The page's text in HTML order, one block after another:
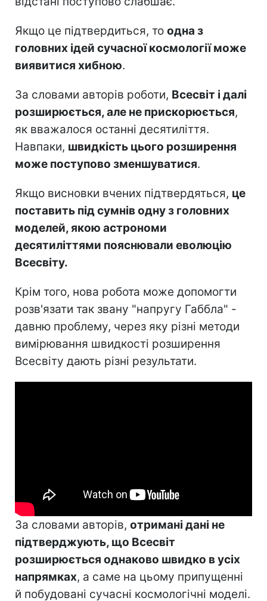
Якщо це підтвердиться, то одна з
головних ідей сучасної космології може
виявитися хибною.
За словами авторів роботи, Всесвіт і далі
розширюється, але не прискорюється,
як вважалося останні десятиліття.
Навпаки, швидкість цього розширення
може поступово зменшуватися.
Якщо висновки вчених підтвердяться, це
поставить під сумнів одну з головних
моделей, якою астрономи
десятиліттями пояснювали еволюцію
Всесвіту.
Крім того, нова робота може допомогти
розв'язати так звану "напругу Габбла" -
давню проблему, через яку різні методи
вимірювання швидкості розширення
Всесвіту дають різні результати.
За словами авторів, отримані дані не
підтверджують, що Всесвіт
розширюється однаково швидко в усіх
напрямках, а саме на цьому припущенні
й побудовані сучасні космологічні моделі.